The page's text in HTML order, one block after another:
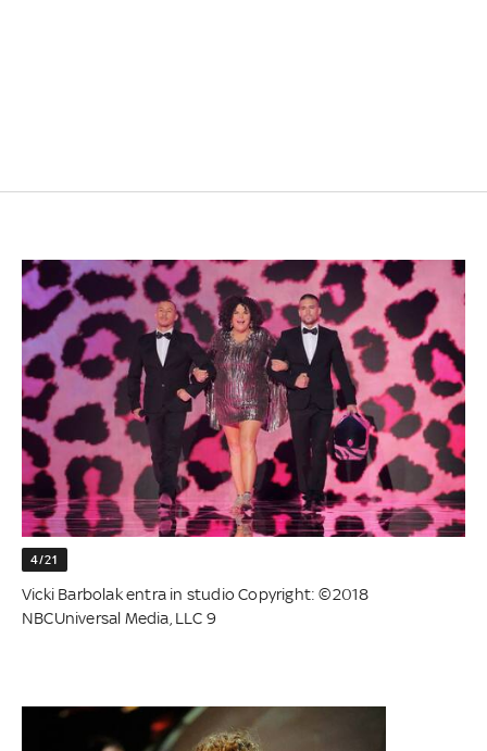
4/21
Vicki Barbolak entra in studio Copyright: ©2018
NBCUniversal Media, LLC 9